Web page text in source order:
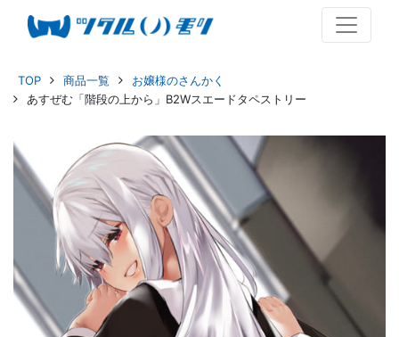
TOP 商品一覧
お嬢様のさんかく
あすぜむ「階段の上から」B2Wスエードタペストリー